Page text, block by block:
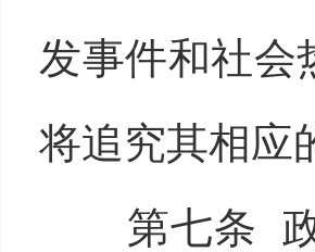
发事件和社会
将追究其相应
第七条